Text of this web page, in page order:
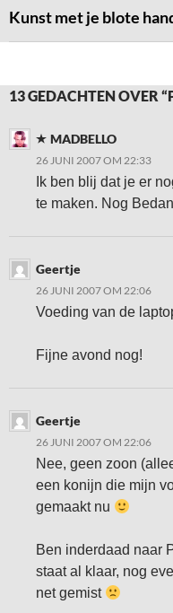
Kunst met je blote
13 GEDACHTEN OVER
MADBELLO
26 JUNI 2007 OM 22:33
Ik ben blij dat je er
te maken. Nog
Geertje
26 JUNI 2007 OM 22:06
Voeding van de
Fijne avond nog!
Geertje
26 JUNI 2007 OM 22:06
Nee, geen zoon
een konijn die mijn
gemaakt nu
Ben inderdaad naar
staat al klaar, nog
net gemist